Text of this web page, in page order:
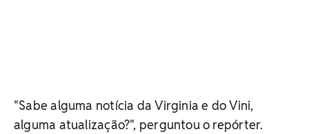
"Sabe alguma notícia da Virginia e do Vini,
alguma atualização?", perguntou o repórter.